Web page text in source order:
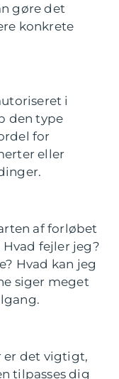
gøre det
konkrete
i
den type
for
eller
af forløbet
fejler jeg?
Hvad kan jeg
siger meget
er det vigtigt,
tilpasses dig